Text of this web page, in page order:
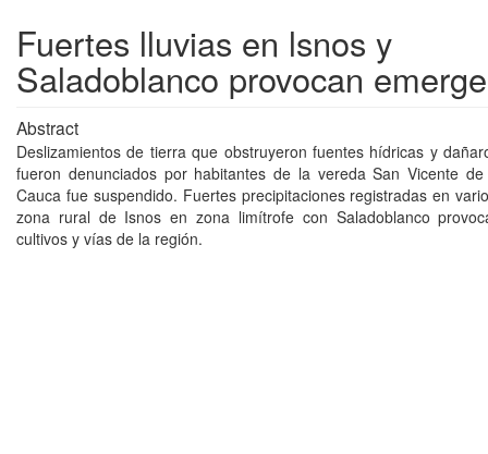
Fuertes lluvias en lsnos y
Saladoblanco provocan
Abstract
Deslizamientos de tierra que obstruyeron fuentes hídricas y
fueron denunciados por habitantes de la vereda San Vicente
Cauca fue suspendido. Fuertes precipitaciones registradas en
zona rural de Isnos en zona limítrofe con Saladoblanco
cultivos y vías de la región.